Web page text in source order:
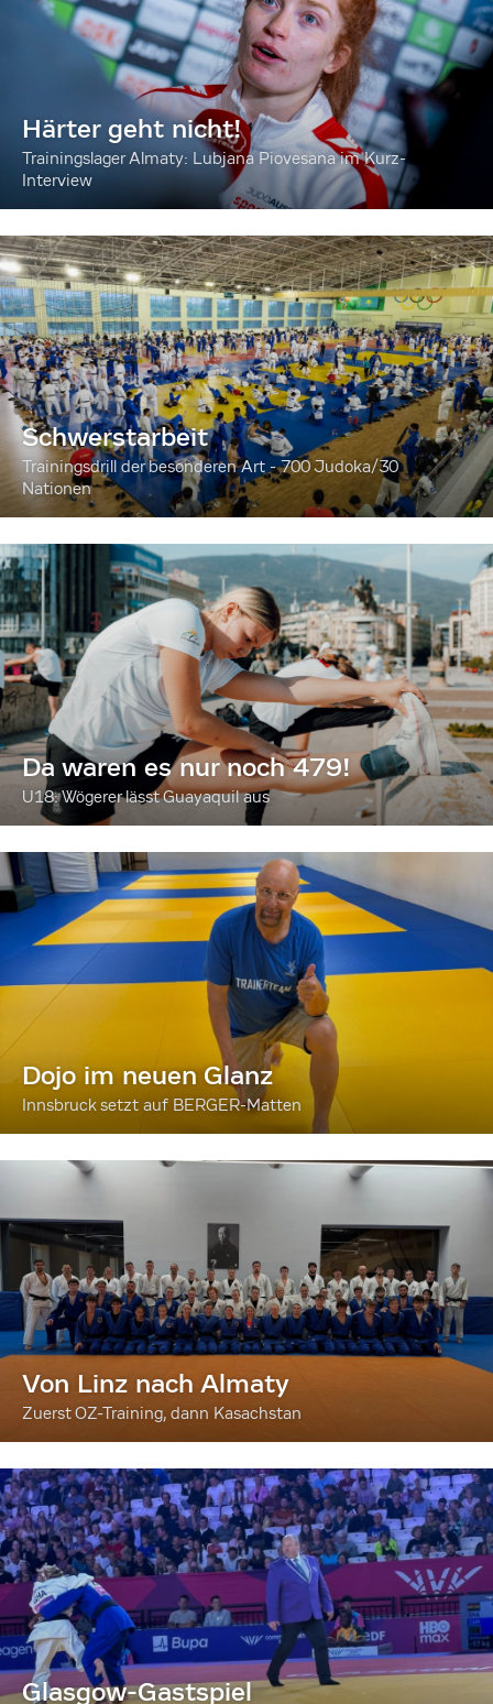
Härter geht nicht!
Trainingslager Almaty: Lubjana Piovesana im Kurz-
Interview
Schwerstarbeit
Trainingsdrill der besonderen Art - 700 Judoka/30
Nationen
Da waren es nur noch 479!
U18: Wögerer lässt Guayaquil aus
Dojo im neuen Glanz
Innsbruck setzt auf BERGER-Matten
Von Linz nach Almaty
Zuerst OZ-Training, dann Kasachstan
Glasgow-Gastspiel